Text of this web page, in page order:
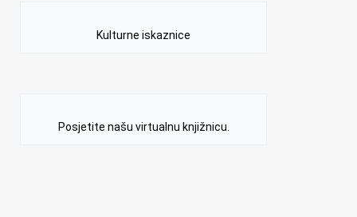
Kulturne iskaznice
Posjetite našu virtualnu knjižnicu.